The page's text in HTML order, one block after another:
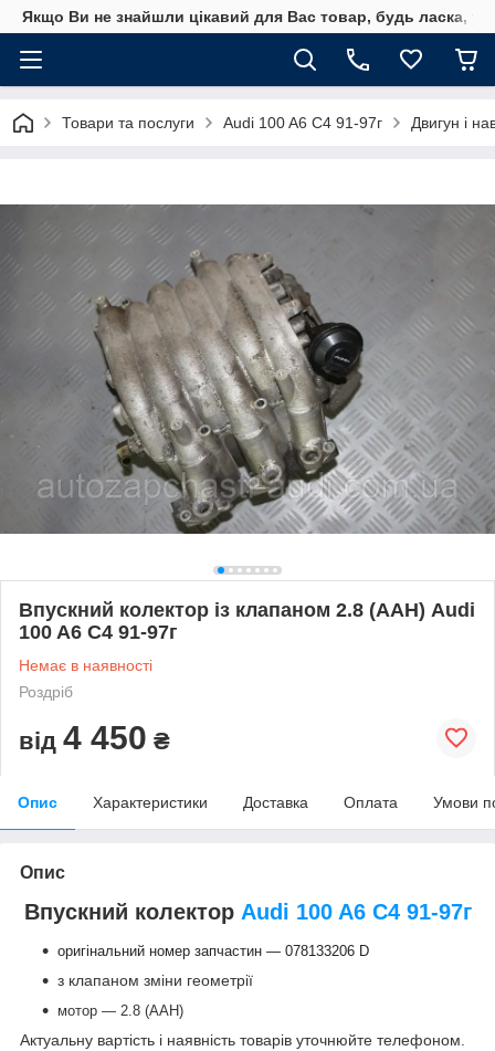
Якщо Ви не знайшли цікавий для Вас товар, будь ласка,
Товари та послуги Audi 100 A6 C4 91-97г Двигун і
Впускний колектор із клапаном 2.8 (AAH) Audi
100 A6 C4 91-97г
Немає в наявності
Роздріб
від 4 450 ₴
Опис Характеристики Доставка Оплата Умови
Опис
Впускний колектор Audi 100 A6 C4 91-97г
оригінальний номер запчастин — 078133206 D
з клапаном зміни геометрії
мотор ― 2.8 (AAH)
Актуальну вартість і наявність товарів уточнюйте телефоном.